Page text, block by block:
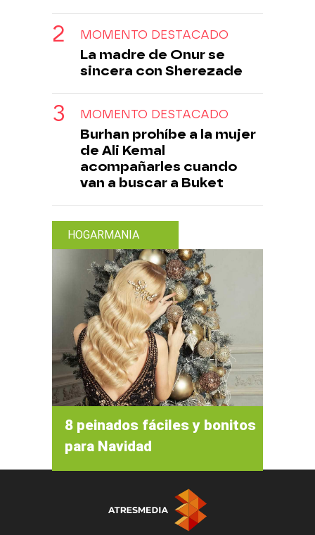
MOMENTO DESTACADO
La madre de Onur se
sincera con Sherezade
MOMENTO DESTACADO
Burhan prohíbe a la mujer
de Ali Kemal
acompañarles cuando
van a buscar a Buket
HOGARMANIA
8 peinados fáciles y bonitos
para Navidad